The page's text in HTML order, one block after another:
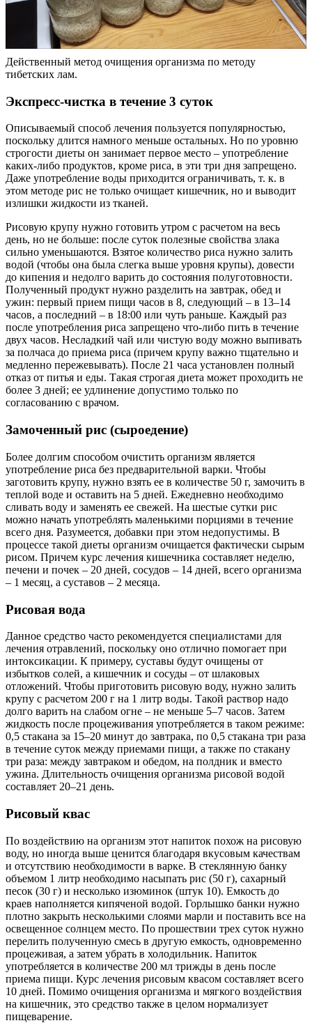
Действенный метод очищения организма по методу
тибетских лам.
Экспресс-чистка в течение 3 суток
Описываемый способ лечения пользуется популярностью,
поскольку длится намного меньше остальных. Но по уровню
строгости диеты он занимает первое место – употребление
каких-либо продуктов, кроме риса, в эти три дня запрещено.
Даже употребление воды приходится ограничивать, т. к. в
этом методе рис не только очищает кишечник, но и выводит
излишки жидкости из тканей.
Рисовую крупу нужно готовить утром с расчетом на весь
день, но не больше: после суток полезные свойства злака
сильно уменьшаются. Взятое количество риса нужно залить
водой (чтобы она была слегка выше уровня крупы), довести
до кипения и недолго варить до состояния полуготовности.
Полученный продукт нужно разделить на завтрак, обед и
ужин: первый прием пищи часов в 8, следующий – в 13–14
часов, а последний – в 18:00 или чуть раньше. Каждый раз
после употребления риса запрещено что-либо пить в течение
двух часов. Несладкий чай или чистую воду можно выпивать
за полчаса до приема риса (причем крупу важно тщательно и
медленно пережевывать). После 21 часа установлен полный
отказ от питья и еды. Такая строгая диета может проходить не
более 3 дней; ее удлинение допустимо только по
согласованию с врачом.
Замоченный рис (сыроедение)
Более долгим способом очистить организм является
употребление риса без предварительной варки. Чтобы
заготовить крупу, нужно взять ее в количестве 50 г, замочить в
теплой воде и оставить на 5 дней. Ежедневно необходимо
сливать воду и заменять ее свежей. На шестые сутки рис
можно начать употреблять маленькими порциями в течение
всего дня. Разумеется, добавки при этом недопустимы. В
процессе такой диеты организм очищается фактически сырым
рисом. Причем курс лечения кишечника составляет неделю,
печени и почек – 20 дней, сосудов – 14 дней, всего организма
– 1 месяц, а суставов – 2 месяца.
Рисовая вода
Данное средство часто рекомендуется специалистами для
лечения отравлений, поскольку оно отлично помогает при
интоксикации. К примеру, суставы будут очищены от
избытков солей, а кишечник и сосуды – от шлаковых
отложений. Чтобы приготовить рисовую воду, нужно залить
крупу с расчетом 200 г на 1 литр воды. Такой раствор надо
долго варить на слабом огне – не меньше 5–7 часов. Затем
жидкость после процеживания употребляется в таком режиме:
0,5 стакана за 15–20 минут до завтрака, по 0,5 стакана три раза
в течение суток между приемами пищи, а также по стакану
три раза: между завтраком и обедом, на полдник и вместо
ужина. Длительность очищения организма рисовой водой
составляет 20–21 день.
Рисовый квас
По воздействию на организм этот напиток похож на рисовую
воду, но иногда выше ценится благодаря вкусовым качествам
и отсутствию необходимости в варке. В стеклянную банку
объемом 1 литр необходимо насыпать рис (50 г), сахарный
песок (30 г) и несколько изюминок (штук 10). Емкость до
краев наполняется кипяченой водой. Горлышко банки нужно
плотно закрыть несколькими слоями марли и поставить все на
освещенное солнцем место. По прошествии трех суток нужно
перелить полученную смесь в другую емкость, одновременно
процеживая, а затем убрать в холодильник. Напиток
употребляется в количестве 200 мл трижды в день после
приема пищи. Курс лечения рисовым квасом составляет всего
10 дней. Помимо очищения организма и мягкого воздействия
на кишечник, это средство также в целом нормализует
пищеварение.